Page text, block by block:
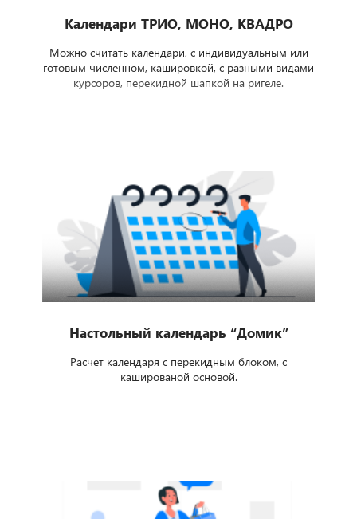
Календари ТРИО, МОНО, КВАДРО
Можно считать календари, с индивидуальным или
готовым численном, кашировкой, с разными видами
курсоров, перекидной шапкой на ригеле.
Настольный календарь “Домик”
Расчет календаря с перекидным блоком, с
кашированой основой.